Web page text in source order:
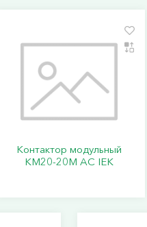
Контактор модульный
КМ20-20М AC IEK